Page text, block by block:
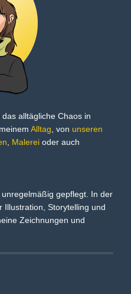
alltägliche Chaos in
Alltag , von unseren
Malerei oder auch
gepflegt. In der
Illustration, Storytelling und
Zeichnungen und